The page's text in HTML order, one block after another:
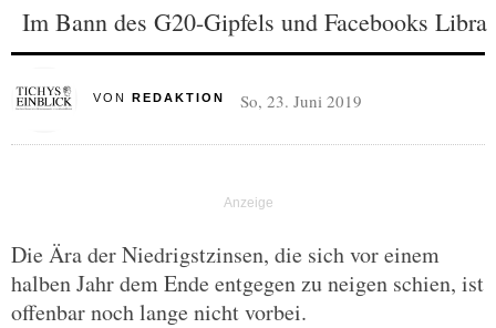
Im Bann des G20-Gipfels und Facebooks Libra
VON REDAKTION So, 23. Juni 2019
Die Ära der Niedrigstzinsen, die sich vor einem
halben Jahr dem Ende entgegen zu neigen schien, ist
offenbar noch lange nicht vorbei.